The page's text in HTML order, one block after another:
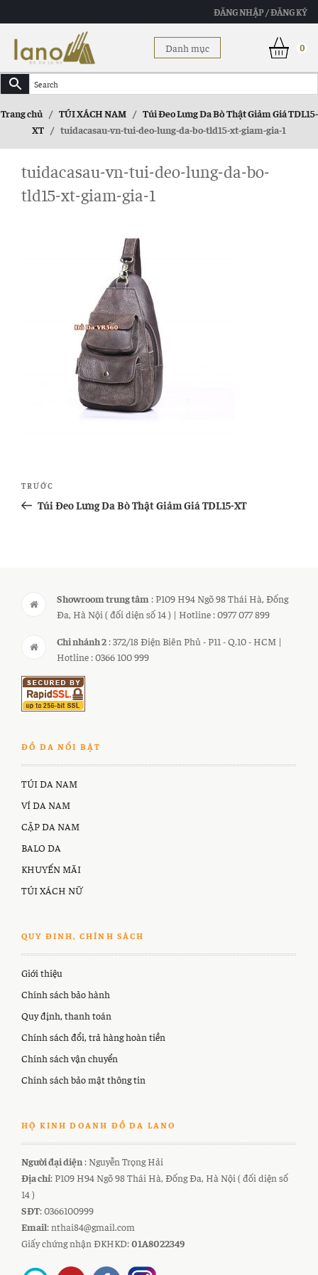
ĐĂNG NHẬP / ĐĂNG KÝ
Danh mục 0
Trang chủ / TÚI XÁCH NAM / Túi Đeo Lưng Da Bò Thật Giảm Giá TDL15-
XT / tuidacasau-vn-tui-deo-lung-da-bo-tld15-xt-giam-gia-1
tuidacasau-vn-tui-deo-lung-da-bo-
tld15-xt-giam-gia-1
Điều
hướng
Bài
cũ
TRƯỚC
Túi Đeo Lưng Da Bò Thật Giảm Giá TDL15-XT
Showroom trung tâm : P109 H94 Ngõ 98 Thái Hà, Đống
Đa, Hà Nội ( đối diện số 14 ) | Hotline : 0977 077 899
Chi nhánh 2 : 372/18 Điện Biên Phủ - P11 - Q.10 - HCM |
Hotline : 0366 100 999
ĐỒ DA NỔI BẬT
TÚI DA NAM
VÍ DA NAM
CẶP DA NAM
BALO DA
KHUYẾN MÃI
TÚI XÁCH NỮ
QUY ĐINH, CHÍNH SÁCH
Giới thiệu
Chính sách bảo hành
Quy định, thanh toán
Chính sách đổi, trả hàng hoàn tiền
Chính sách vận chuyển
Chính sách bảo mật thông tin
HỘ KINH DOANH ĐỒ DA LANO
Người đại diện : Nguyễn Trọng Hải
Địa chỉ: P109 H94 Ngõ 98 Thái Hà, Đống Đa, Hà Nội ( đối diện số
14 )
SĐT: 0366100999
Email: nthai84@gmail.com
Giấy chứng nhận ĐKHKD:01A8022349